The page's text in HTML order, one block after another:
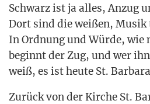
Schwarz ist ja alles, Anzug
Dort sind die wei­ßen,
In Ord­nung und Wür­de, wie
beginnt der Zug, und wer ihn
weiß, es ist heu­te St.
Zurück von der Kir­che St.